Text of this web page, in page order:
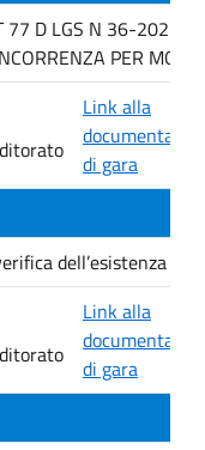
D LGS N 36-2023
PER
Link alla
di gara
dell’esistenza
Link alla
di gara